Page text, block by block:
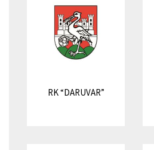
RK “DARUVAR”